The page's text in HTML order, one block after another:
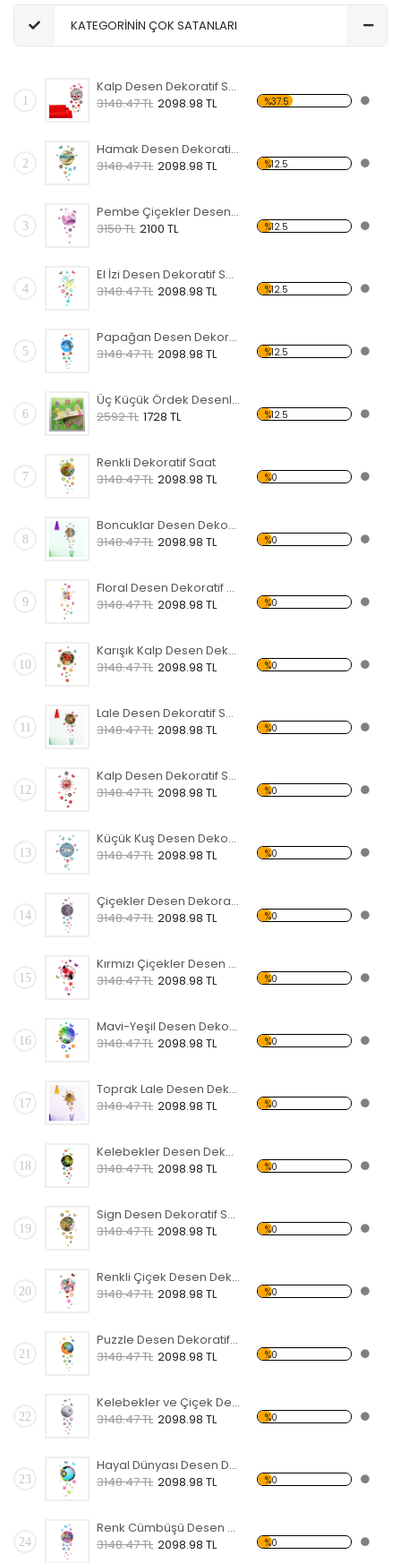
KATEGORİNİN ÇOK SATANLARI
1
Kalp Desen Dekoratif Saat
3148.47 TL 2098.98 TL %37.5
2
Hamak Desen Dekoratif Saat
3148.47 TL 2098.98 TL %12.5
3
Pembe Çiçekler Desen Dekoratif Saat
3150 TL 2100 TL %12.5
4
El İzi Desen Dekoratif Saat
3148.47 TL 2098.98 TL %12.5
5
Papağan Desen Dekoratif Saat
3148.47 TL 2098.98 TL %12.5
6
Üç Küçük Ördek Desenli Dekoratif Duvar Saati
2592 TL 1728 TL %12.5
7
Renkli Dekoratif Saat
3148.47 TL 2098.98 TL %0
8
Boncuklar Desen Dekoratif Saat
3148.47 TL 2098.98 TL %0
9
Floral Desen Dekoratif Saat
3148.47 TL 2098.98 TL %0
10
Karışık Kalp Desen Dekoratif Saat
3148.47 TL 2098.98 TL %0
11
Lale Desen Dekoratif Saat
3148.47 TL 2098.98 TL %0
12
Kalp Desen Dekoratif Saat
3148.47 TL 2098.98 TL %0
13
Küçük Kuş Desen Dekoratif Saat
3148.47 TL 2098.98 TL %0
14
Çiçekler Desen Dekoratif Saat
3148.47 TL 2098.98 TL %0
15
Kırmızı Çiçekler Desen Dekoratif Saat
3148.47 TL 2098.98 TL %0
16
Mavi-Yeşil Desen Dekoratif Saat
3148.47 TL 2098.98 TL %0
17
Toprak Lale Desen Dekoratif Saat
3148.47 TL 2098.98 TL %0
18
Kelebekler Desen Dekoratif Saat
3148.47 TL 2098.98 TL %0
19
Sign Desen Dekoratif Saat
3148.47 TL 2098.98 TL %0
20
Renkli Çiçek Desen Dekoratif Saat
3148.47 TL 2098.98 TL %0
21
Puzzle Desen Dekoratif Saat
3148.47 TL 2098.98 TL %0
22
Kelebekler ve Çiçek Desen Dekoratif Saat
3148.47 TL 2098.98 TL %0
23
Hayal Dünyası Desen Dekoratif Saat
3148.47 TL 2098.98 TL %0
24
Renk Cümbüşü Desen Dekoratif Saat
3148.47 TL 2098.98 TL %0